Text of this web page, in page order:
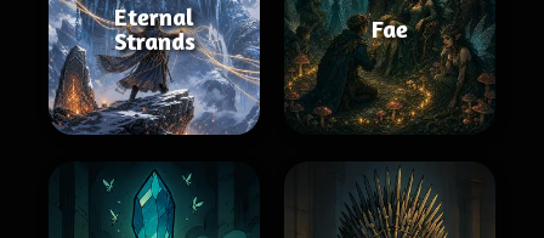
Eternal
Strands
Fae